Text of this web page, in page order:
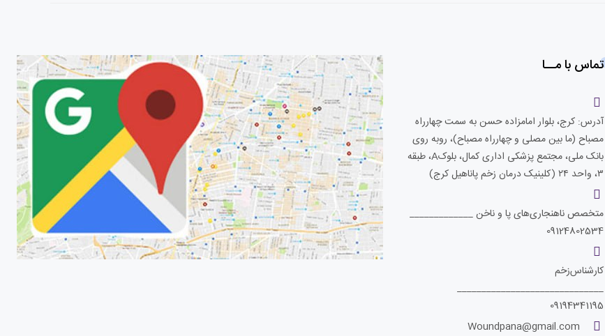
تماس با مــا
آدرس: کرج، بلوار امامزاده حسن به سمت چهارراه
مصباح (ما بین مصلی و چهارراه مصباح)، روبه روی
بانک ملی، مجتمع پزشکی اداری کمال، بلوکA، طبقه
۳، واحد ۲۴ (کلینیک درمان زخم پاناهیل کرج)
متخصص ناهنجاری‌های پا و ناخن _____________
09124802534
کارشناس‌زخم
______________________________
09194341195
Woundpana@gmail.com